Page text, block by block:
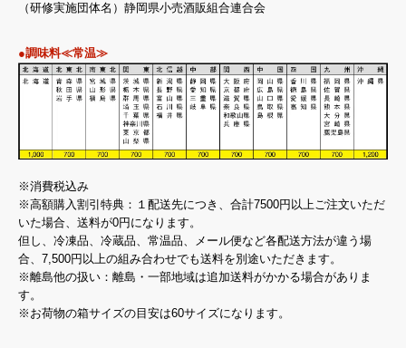
（研修実施団体名）静岡県小売酒販組合連合会
●調味料≪常温≫
※消費税込み
※高額購入割引特典：１配送先につき、合計7500円以上ご注文いただ
いた場合、送料が0円になります。
但し、冷凍品、冷蔵品、常温品、メール便など各配送方法が違う場
合、7,500円以上の組み合わせでも送料を別途いただきます。
※離島他の扱い：離島・一部地域は追加送料がかかる場合がありま
す。
※お荷物の箱サイズの目安は60サイズになります。